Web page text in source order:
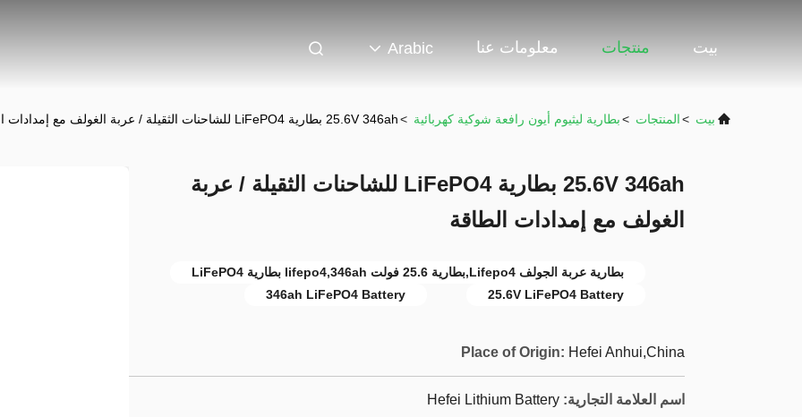
بيت منتجات معلومات عنا Arabic
بيت >المنتجات >بطارية ليثيوم أيون رافعة شوكية كهربائية >25.6V 346ah بطارية LiFePO4 للشاحنات الثقيلة / عربة الغولف مع إمدادات الطاقة
25.6V 346ah بطارية LiFePO4 للشاحنات الثقيلة / عربة
الغولف مع إمدادات الطاقة
بطارية عربة الجولف Lifepo4,بطارية 25.6 فولت lifepo4,346ah بطارية LiFePO4
25.6V LiFePO4 Battery
346ah LiFePO4 Battery
Place of Origin: Hefei Anhui,China
اسم العلامة التجارية: Hefei Lithium Battery